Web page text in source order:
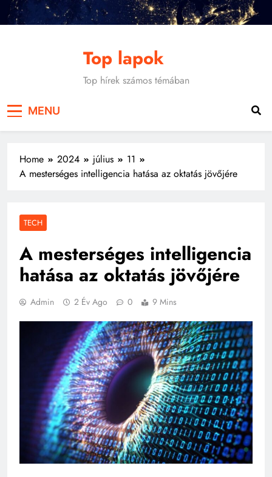
Skip
Top lapok
Top hírek számos témában
MENU
Home 2024 július
11
A mesterséges intelligencia hatása az oktatás jövőjére
TECH
A mesterséges intelligencia
hatása az oktatás jövőjére
Admin 2 Év Ago 0 9 Mins